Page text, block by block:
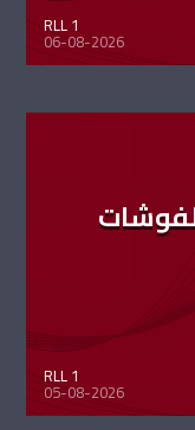
RLL 1
06-08-2026
RLL 1
05-08-2026